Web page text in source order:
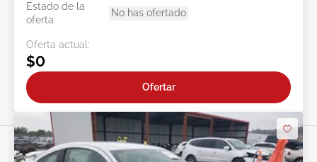
Estado de la
oferta:
No has ofertado
Oferta actual:
$0
Ofertar